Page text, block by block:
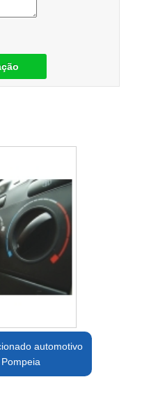
automotivo